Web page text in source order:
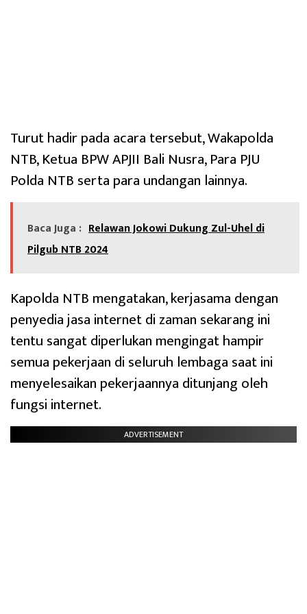
Turut hadir pada acara tersebut, Wakapolda
NTB, Ketua BPW APJII Bali Nusra, Para PJU
Polda NTB serta para undangan lainnya.
Baca Juga : Relawan Jokowi Dukung Zul-Uhel di
Pilgub NTB 2024
Kapolda NTB mengatakan, kerjasama dengan
penyedia jasa internet di zaman sekarang ini
tentu sangat diperlukan mengingat hampir
semua pekerjaan di seluruh lembaga saat ini
menyelesaikan pekerjaannya ditunjang oleh
fungsi internet.
ADVERTISEMENT